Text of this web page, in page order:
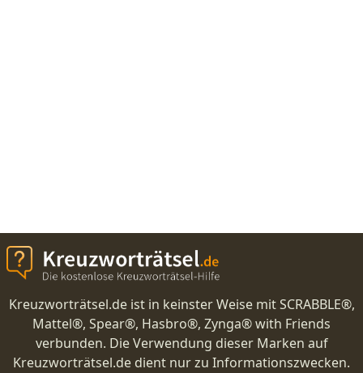
Kreuzworträtsel.de ist in keinster Weise mit SCRABBLE®,
Mattel®, Spear®, Hasbro®, Zynga® with Friends
verbunden. Die Verwendung dieser Marken auf
Kreuzworträtsel.de dient nur zu Informationszwecken.